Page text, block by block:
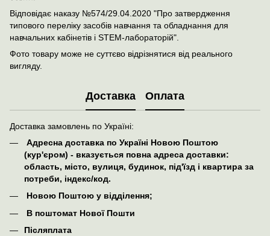
Відповідає наказу №574/29.04.2020 "Про затвердження
типового переліку засобів навчання та обладнання для
навчальних кабінетів і STEM-лабораторій".
Фото товару може не суттєво відрізнятися від реального
вигляду.
Доставка Оплата
Доставка замовлень по Україні:
Адресна доставка по Україні Новою Поштою
(кур'єром) - вказується повна адреса доставки:
область, місто, вулиця, будинок, під'їзд і квартира за
потреби, індекс/код.
Новою Поштою у відділення;
В поштомат Нової Пошти
Післяплата